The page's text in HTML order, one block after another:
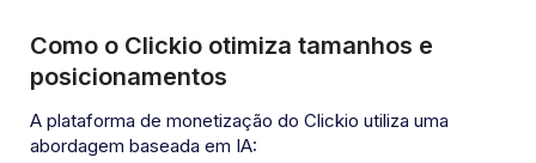
Como o Clickio otimiza tamanhos e
posicionamentos
A plataforma de monetização do Clickio utiliza uma
abordagem baseada em IA: